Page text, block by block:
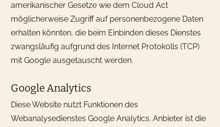
amerikanischer Gesetze wie dem Cloud Act
möglicherweise Zugriff auf personenbezogene Daten
erhalten könnten, die beim Einbinden dieses Dienstes
zwangsläufig aufgrund des Internet Protokolls (TCP)
mit Google ausgetauscht werden.
Google Analytics
Diese Website nutzt Funktionen des
Webanalysedienstes Google Analytics. Anbieter ist die